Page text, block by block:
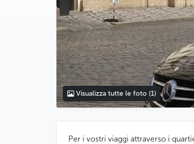
Visualizza tutte le foto (1)
Per i vostri viaggi attraverso i